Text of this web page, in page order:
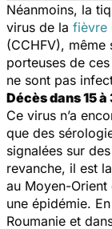
Néanmoins, la
virus de la fièvre
(CCHFV), même
porteuses de
ne sont pas
Décès dans 15
Ce virus n’a
que des
signalées sur
revanche, il est
au Moyen-Orient
une épidémie.
Roumanie et